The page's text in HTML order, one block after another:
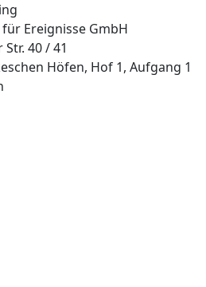
Ereignisse GmbH
40 / 41
Höfen, Hof 1, Aufgang 1